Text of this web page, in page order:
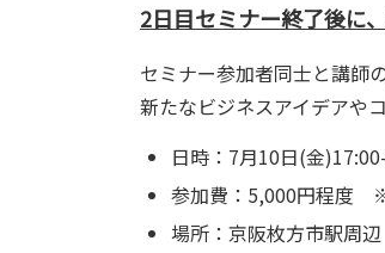
2日目セミナー終了後に、
セミナー参加者同士と講師
新たなビジネスアイデアや
日時：7月10日(金
参加費：5,000円程度
場所：京阪枚方市駅周辺